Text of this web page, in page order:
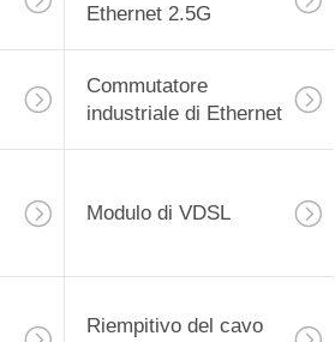
Ethernet 2.5G
Commutatore
industriale di Ethernet
Modulo di VDSL
Riempitivo del cavo